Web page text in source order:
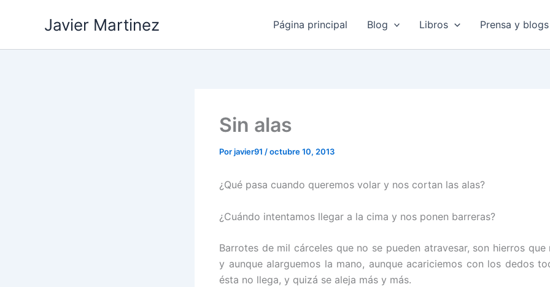
Javier Martinez Página principal Blog Libros Prensa y blogs
Sin alas
Porjavier91 /octubre 10, 2013
¿Qué pasa cuando queremos volar y nos cortan las alas?
¿Cuándo intentamos llegar a la cima y nos ponen barreras?
Barrotes de mil cárceles que no se pueden atravesar, son hierros que
y aunque alarguemos la mano, aunque acariciemos con los dedos
ésta no llega, y quizá se aleja más y más.